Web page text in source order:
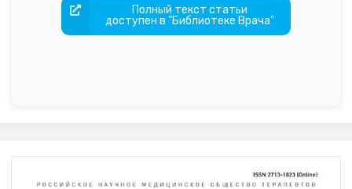
Полный текст статьи
доступен в "Библиотеке Врача"